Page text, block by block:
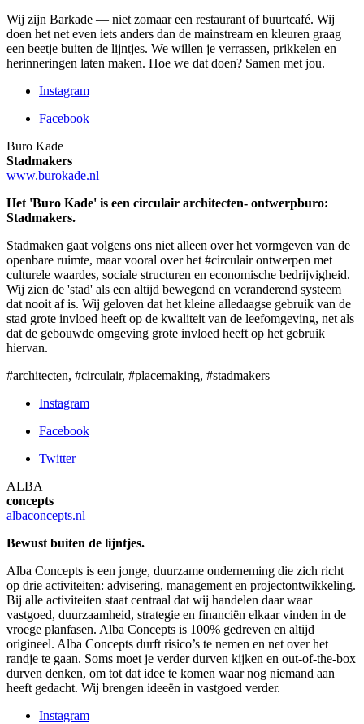
Wij zijn Barkade — niet zomaar een restaurant of buurtcafé. Wij
doen het net even iets anders dan de mainstream en kleuren graag
een beetje buiten de lijntjes. We willen je verrassen, prikkelen en
herinneringen laten maken. Hoe we dat doen? Samen met jou.
Instagram
Facebook
Buro Kade
Stadmakers
www.burokade.nl
Het 'Buro Kade' is een circulair architecten- ontwerpburo:
Stadmakers.
Stadmaken gaat volgens ons niet alleen over het vormgeven van de
openbare ruimte, maar vooral over het #circulair ontwerpen met
culturele waardes, sociale structuren en economische bedrijvigheid.
Wij zien de 'stad' als een altijd bewegend en veranderend systeem
dat nooit af is. Wij geloven dat het kleine alledaagse gebruik van de
stad grote invloed heeft op de kwaliteit van de leefomgeving, net als
dat de gebouwde omgeving grote invloed heeft op het gebruik
hiervan.
#architecten, #circulair, #placemaking, #stadmakers
Instagram
Facebook
Twitter
ALBA
concepts
albaconcepts.nl
Bewust buiten de lijntjes.
Alba Concepts is een jonge, duurzame onderneming die zich richt
op drie activiteiten: advisering, management en projectontwikkeling.
Bij alle activiteiten staat centraal dat wij handelen daar waar
vastgoed, duurzaamheid, strategie en financiën elkaar vinden in de
vroege planfasen. Alba Concepts is 100% gedreven en altijd
origineel. Alba Concepts durft risico’s te nemen en net over het
randje te gaan. Soms moet je verder durven kijken en out-of-the-box
durven denken, om tot dat idee te komen waar nog niemand aan
heeft gedacht. Wij brengen ideeën in vastgoed verder.
Instagram